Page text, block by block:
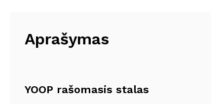
Aprašymas
YOOP rašomasis stalas